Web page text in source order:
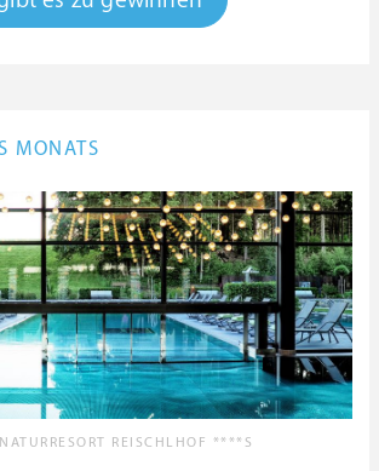
MONATS
REISCHLHOF ****S